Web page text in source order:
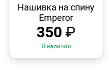
ПРОСМОТР
Нашивка на спину
Emperor
350 ₽
В наличии